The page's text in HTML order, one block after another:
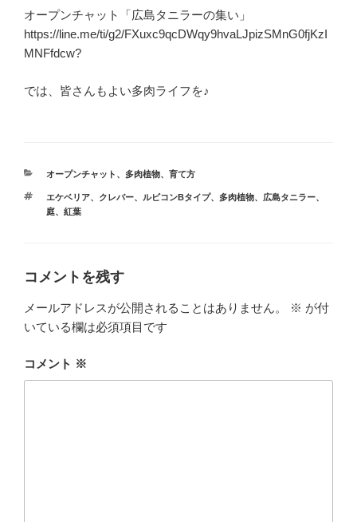
オープンチャット「広島タニラーの集い」
https://line.me/ti/g2/FXuxc9qcDWqy9hvaLJpizSMnG0fjKzI
MNFfdcw?
では、皆さんもよい多肉ライフを♪
カ
ゴ
リ
オープンチャット 、 多肉植物、 育て方
タ
グ
エケベリア、 クレバー、 ルビコンBタイプ、 多肉植物、 広島タニラー、
庭、 紅葉
コメントを残す
メールアドレスが公開されることはありません。 ※ が付
いている欄は必須項目です
コメント ※